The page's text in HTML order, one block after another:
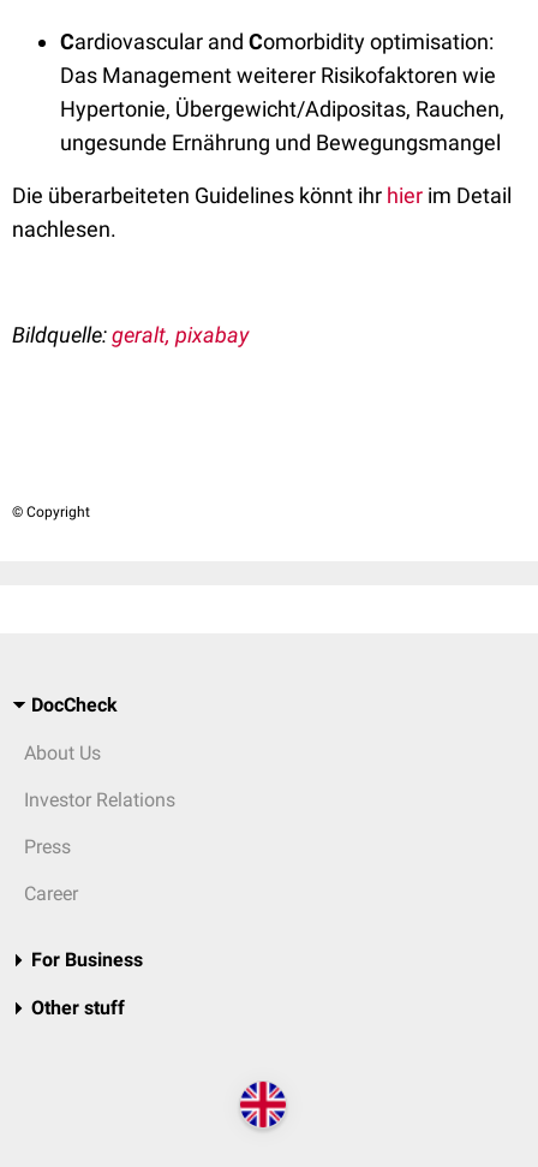
Cardiovascular and Comorbidity optimisation:
Das Management weiterer Risikofaktoren wie
Hypertonie, Übergewicht/Adipositas, Rauchen,
ungesunde Ernährung und Bewegungsmangel
Die überarbeiteten Guidelines könnt ihr hier im Detail
nachlesen.
Bildquelle:geralt, pixabay
© Copyright
DocCheck
About Us
Investor Relations
Press
Career
For Business
Other stuff